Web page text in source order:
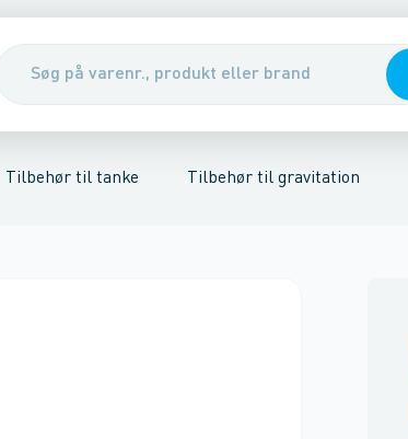
& udskillerePumper, pumpebrønde &
Tilbehør til tanke Tilbehør til gravitation
til samletankeTilbehør til regnvandstanke